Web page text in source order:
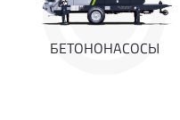
БЕТОНОНАСОСЫ